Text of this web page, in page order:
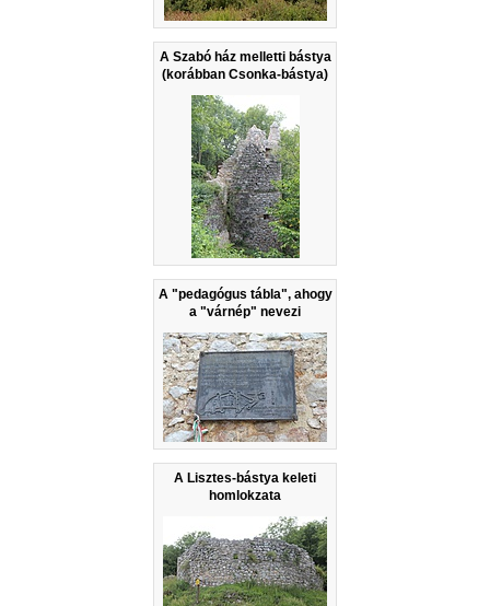
A Szabó ház melletti bástya
(korábban Csonka-bástya)
A "pedagógus tábla", ahogy
a "várnép" nevezi
A Lisztes-bástya keleti
homlokzata